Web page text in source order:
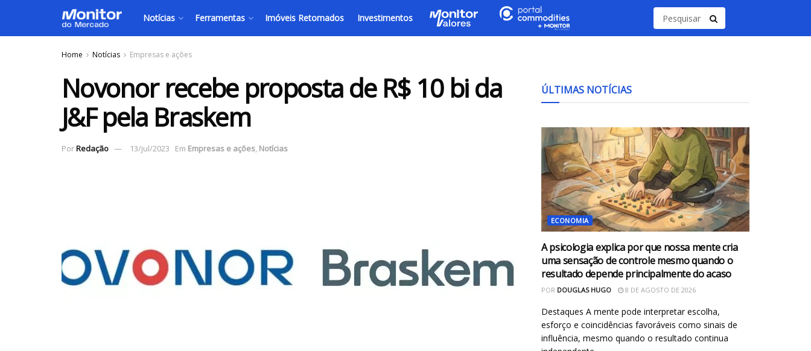
Notícias Ferramentas Imóveis Retomados Investimentos
Home Notícias Empresas e ações
Novonor recebe proposta de R$ 10 bi da
J&F pela Braskem
PorRedação 13/jul/2023 Em Empresas e ações, Notícias
ÚLTIMAS NOTÍCIAS
ECONOMIA
A psicologia explica por que nossa mente cria
uma sensação de controle mesmo quando o
resultado depende principalmente do acaso
POR DOUGLAS HUGO 8 DE AGOSTO DE 2026
Destaques A mente pode interpretar escolha,
esforço e coincidências favoráveis como sinais de
influência, mesmo quando o resultado continua